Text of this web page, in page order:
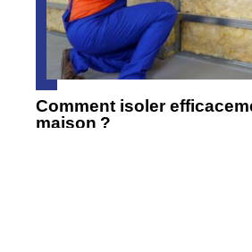
Comment isoler
maison ?